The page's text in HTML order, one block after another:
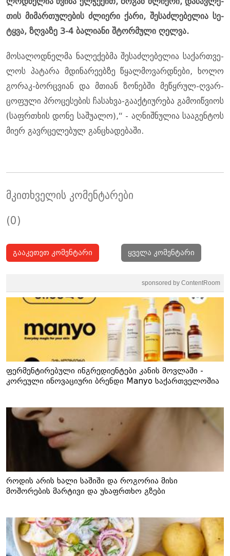
თის მი­მარ­თუ­ლე­ბის ძლი­ე­რი ქარი, შე­საძ­ლე­ბე­ლია სე­
ტყვა, ზღვა­ზე 3-4 ბა­ლი­ა­ნი შტორ­მუ­ლი ღელ­ვა.
მო­სა­ლოდ­ნელ­მა ნა­ლე­ქებ­მა შე­საძ­ლე­ბე­ლია სა­ქარ­თვე­
ლოს პა­ტა­რა მდი­ნა­რე­ებ­ზე წყალ­მო­ვარ­დნე­ბი, ხოლო
გო­რაკ-ბორ­ცვი­ან და მთი­ან ზო­ნებ­ში მე­წყრულ-ღვარ­
ცო­ფუ­ლი პრო­ცე­სე­ბის ჩა­სახ­ვა-გა­აქ­ტი­უ­რე­ბა გა­მო­იწ­ვი­ოს
(საფრ­თხის დონე სა­შუ­ა­ლო),“ - აღ­ნიშ­ნუ­ლია სა­ა­გენ­ტოს
მიერ გავ­რცე­ლე­ბულ გან­ცხა­დე­ბა­ში.
მკითხველის კომენტარები
(0)
გააკეთეთ კომენტარი ყველა კომენტარი
sponsored by ContentRoom
ფერმენტირებული ინგრედიენტები კანის მოვლაში -
კორეული ინოვაციური ბრენდი Manyo საქართველოშია
როდის არის ხალი საშიში და როგორია მისი
მოშორების მარტივი და უსაფრთხო გზები